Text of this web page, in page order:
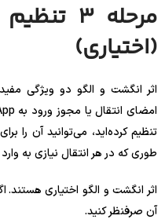
مرحله
(اختیاری)
اثر انگشت و الگو دو ویژگی
تنظیم کرده‌اید، می‌توانید آن را
طوری که در هر انتقال نیازی به
اثر انگشت و الگو اختیاری هستند.
آن صرفنظر کنید.